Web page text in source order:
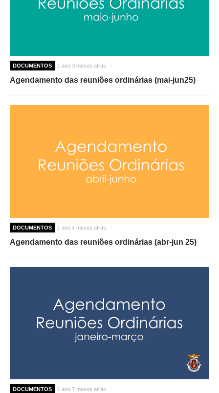
DOCUMENTOS 1 ano 3 meses atrás
Agendamento das reuniões ordinárias (mai-jun25)
DOCUMENTOS 1 ano 4 meses atrás
Agendamento das reuniões ordinárias (abr-jun 25)
DOCUMENTOS 1 ano 7 meses atrás